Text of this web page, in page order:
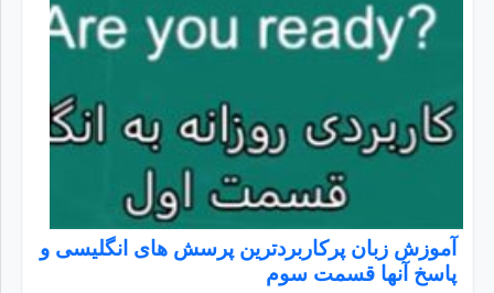
آموزش زبان پرکاربردترین پرسش های انگلیسی و
پاسخ آنها قسمت سوم